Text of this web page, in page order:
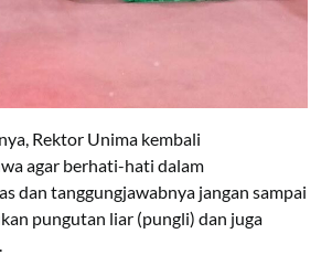
Rektor Unima kembali
agar berhati-hati dalam
dan tanggungjawabnya jangan sampai
pungutan liar (pungli) dan juga